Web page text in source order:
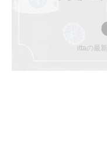
ittaの最